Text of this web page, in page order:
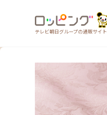
テレビ朝日グループの通販サイト